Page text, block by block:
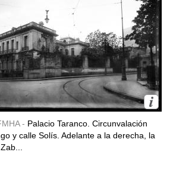
- Palacio Taranco. Circunvalación
y calle Solís. Adelante a la derecha, la